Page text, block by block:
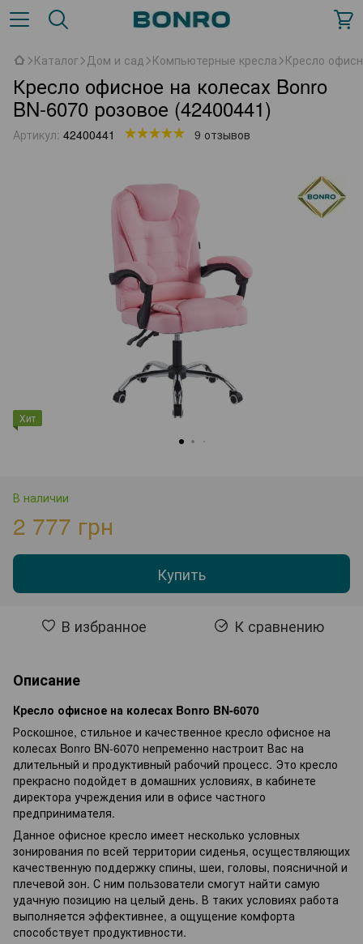
Каталог Дом и сад Компьютерные кресла Кресло
Кресло офисное на колесах Bonro
BN-6070 розовое (42400441)
Артикул: 42400441 9 отзывов
Хит
В наличии
2 777 грн
Купить
В избранное К сравнению
Описание
Кресло офисное на колесах Bonro BN-6070
Роскошное, стильное и качественное кресло офисное на
колесах Bonro BN-6070 непременно настроит Вас на
длительный и продуктивный рабочий процесс. Это кресло
прекрасно подойдет в домашних условиях, в кабинете
директора учреждения или в офисе частного
предпринимателя.
Данное офисное кресло имеет несколько условных
зонирования по всей территории сиденья, осуществляющих
качественную поддержку спины, шеи, головы, поясничной и
плечевой зон. С ним пользователи смогут найти самую
удачную позицию на целый день. В таких условиях работа
выполняется эффективнее, а ощущение комфорта
способствует продуктивности.